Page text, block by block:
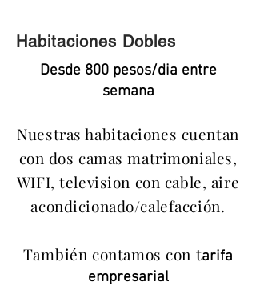
Habitaciones Dobles
Desde 800 pesos/dia entre
semana
Nuestras habitaciones cuentan
con dos camas matrimoniales,
WIFI, television con cable, aire
acondicionado/calefacción.
También contamos con tarifa
empresarial